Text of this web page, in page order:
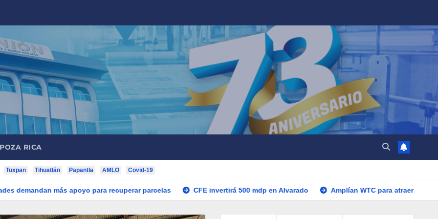
RICA
Tuxpan Tihuatlán Papantla AMLO Covid-19
más apoyo para recuperar parcelas CFE invertirá 500 mdp en Alvarado Amplían WTC para atraer grandes congresos